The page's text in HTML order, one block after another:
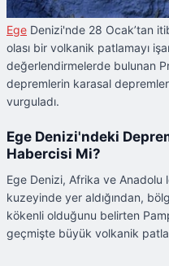
Ege Denizi'nde 28 Ocak’tan
olası bir volkanik patlamayı
değerlendirmelerde bulunan
depremlerin karasal
vurguladı.
Ege Denizi'ndeki
Habercisi Mi?
Ege Denizi, Afrika ve Anadolu
kuzeyinde yer aldığından,
kökenli olduğunu belirten
geçmişte büyük volkanik